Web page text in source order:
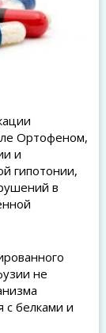
Ортофеном,
и
гипотонии,
в
не
с белками и